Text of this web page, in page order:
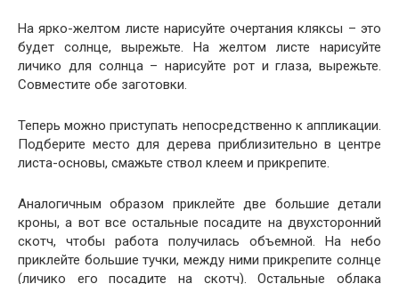
На ярко-желтом листе нарисуйте очертания кляксы – это
будет солнце, вырежьте. На желтом листе нарисуйте
личико для солнца – нарисуйте рот и глаза, вырежьте.
Совместите обе заготовки.
Теперь можно приступать непосредственно к аппликации.
Подберите место для дерева приблизительно в центре
листа-основы, смажьте ствол клеем и прикрепите.
Аналогичным образом приклейте две большие детали
кроны, а вот все остальные посадите на двухсторонний
скотч, чтобы работа получилась объемной. На небо
приклейте большие тучки, между ними прикрепите солнце
(личико его посадите на скотч). Остальные облака